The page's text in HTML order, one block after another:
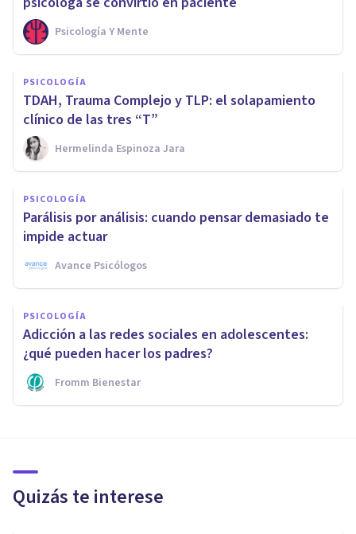
Psicología Y Mente
PSICOLOGÍA
TDAH, Trauma Complejo y TLP: el solapamiento
clínico de las tres “T”
Hermelinda Espinoza Jara
PSICOLOGÍA
Parálisis por análisis: cuando pensar demasiado te
impide actuar
Avance Psicólogos
PSICOLOGÍA
Adicción a las redes sociales en adolescentes:
¿qué pueden hacer los padres?
Fromm Bienestar
Quizás te interese